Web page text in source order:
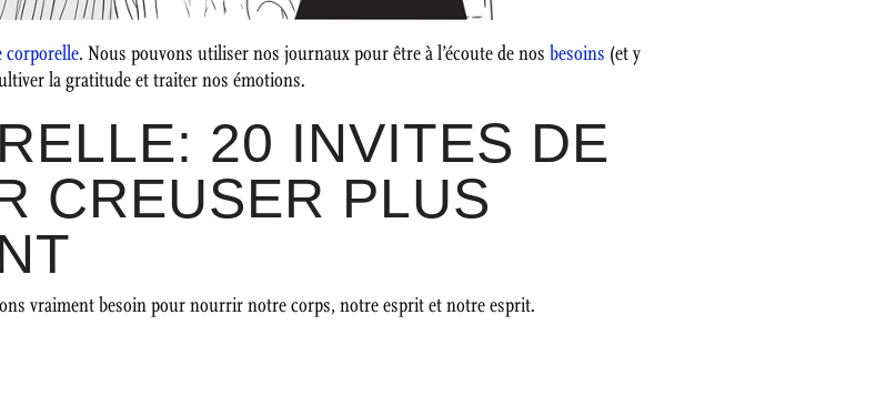
corporelle. Nous pouvons utiliser nos journaux pour être à l’écoute de nosbesoins (et y
la gratitude et traiter nos émotions.
20 INVITES DE
CREUSER PLUS
vraiment besoin pour nourrir notre corps, notre esprit et notre esprit.